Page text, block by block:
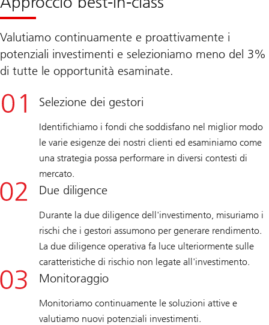
consulenza
in
di
investimenti
Valutiamo continuamente e proattivamente i
potenziali investimenti e selezioniamo meno del 3%
di tutte le opportunità esaminate.
Selezione dei gestori
Identifichiamo i fondi che soddisfano nel miglior modo
le varie esigenze dei nostri clienti ed esaminiamo come
una strategia possa performare in diversi contesti di
mercato.
Due diligence
Durante la due diligence dell'investimento, misuriamo i
rischi che i gestori assumono per generare rendimento.
La due diligence operativa fa luce ulteriormente sulle
caratteristiche di rischio non legate all'investimento.
Monitoraggio
Monitoriamo continuamente le soluzioni attive e
valutiamo nuovi potenziali investimenti.